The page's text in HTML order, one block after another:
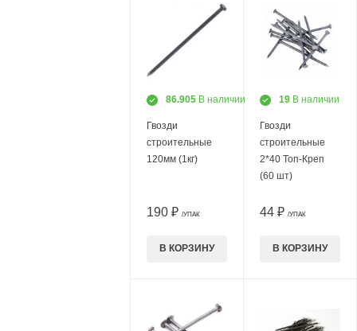
86.905 В наличии
Гвозди
строительные
120мм (1кг)
190 ₽ /УПАК
В КОРЗИНУ
19 В наличии
Гвозди
строительные
2*40 Топ-Креп
(60 шт)
44 ₽ /УПАК
В КОРЗИНУ